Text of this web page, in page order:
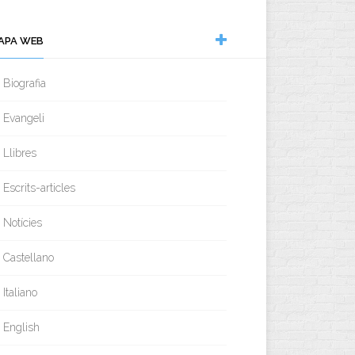
WEB
Biografia
Evangeli
Llibres
Escrits-articles
Notícies
Castellano
Italiano
English